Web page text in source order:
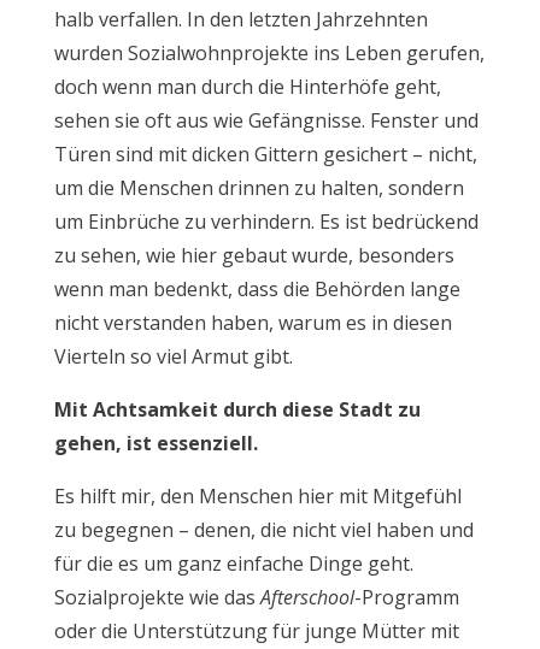
halb verfallen. In den letzten Jahrzehnten
wurden Sozialwohnprojekte ins Leben gerufen,
doch wenn man durch die Hinterhöfe geht,
sehen sie oft aus wie Gefängnisse. Fenster und
Türen sind mit dicken Gittern gesichert – nicht,
um die Menschen drinnen zu halten, sondern
um Einbrüche zu verhindern. Es ist bedrückend
zu sehen, wie hier gebaut wurde, besonders
wenn man bedenkt, dass die Behörden lange
nicht verstanden haben, warum es in diesen
Vierteln so viel Armut gibt.
Mit Achtsamkeit durch diese Stadt zu
gehen, ist essenziell.
Es hilft mir, den Menschen hier mit Mitgefühl
zu begegnen – denen, die nicht viel haben und
für die es um ganz einfache Dinge geht.
Sozialprojekte wie dasAfterschool-Programm
oder die Unterstützung für junge Mütter mit